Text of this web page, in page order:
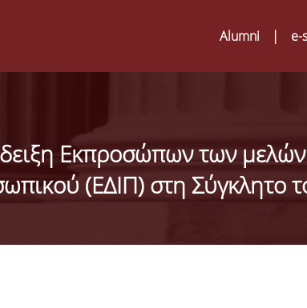
Alumni | e-
Εκπροσώπων των μελών
(ΕΔΙΠ) στη Σύγκλητο